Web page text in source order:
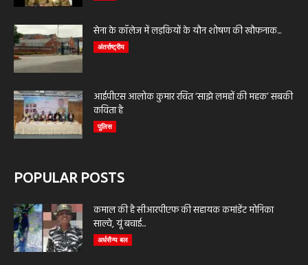
सेना के कॉलेज में लड़कियों के यौन शोषण की खौफनाक...
अंतर्राष्ट्रीय
आईपीएस आलोक कुमार रचित ‘साझे लमहों की महक’ सबकी
कविता है
पुलिस
POPULAR POSTS
कमाल की है सीआरपीएफ की सहायक कमांडेंट मोनिका
साल्वे, यूं बचाई...
अर्धसैन्य बल